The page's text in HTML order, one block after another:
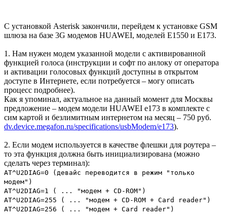
С установкой Asterisk закончили, перейдем к установке GSM
шлюза на базе 3G модемов HUAWEI, моделей E1550 и E173.
1. Нам нужен модем указанной модели с активированной
функцией голоса (инструкции и софт по анлоку от оператора
и активации голосовых функций доступны в открытом
доступе в Интернете, если потребуется – могу описать
процесс подробнее).
Как я упоминал, актуальное на данный момент для Москвы
предложение – модем модели HUAWEI e173 в комплекте с
сим картой и безлимитным интернетом на месяц – 750 руб.
dv.device.megafon.ru/specifications/usbModem/e173).
2. Если модем используется в качестве флешки для роутера –
то эта функция должна быть инициализирована (можно
сделать через терминал):
AT^U2DIAG=0 (девайс переводится в режим "только
модем")
AT^U2DIAG=1 ( ... "модем + CD-ROM")
AT^U2DIAG=255 ( ... "модем + CD-ROM + Card reader")
AT^U2DIAG=256 ( ... "модем + Card reader")